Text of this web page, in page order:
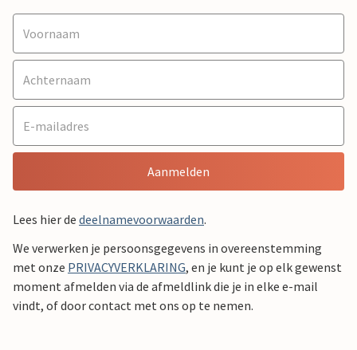
Aanmelden
Lees hier de deelnamevoorwaarden.
We verwerken je persoonsgegevens in overeenstemming
met onze PRIVACYVERKLARING, en je kunt je op elk gewenst
moment afmelden via de afmeldlink die je in elke e-mail
vindt, of door contact met ons op te nemen.